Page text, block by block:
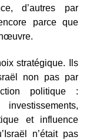
d’autres par
parce que
stratégique. Ils
non pas par
politique :
et influence
n’était pas